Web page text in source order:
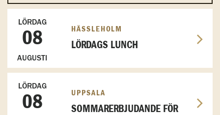
LÖRDAG
08
AUGUSTI
HÄSSLEHOLM
LÖRDAGS LUNCH
LÖRDAG
08 UPPSALA
SOMMARERBJUDANDE FÖR